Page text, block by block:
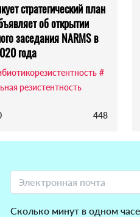
стратегический план
об открытии
заседания NARMS в
года
#
резистентность
448
Сколько минут в одном